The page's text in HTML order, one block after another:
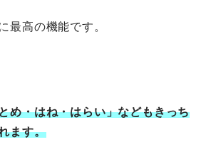
最高の機能です。
め・はね・はらい」などもきっち
ます。